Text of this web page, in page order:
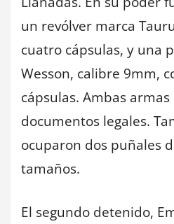
un revólver marca
cuatro cápsulas, y una
Wesson, calibre 9mm,
cápsulas. Ambas
documentos legales.
ocuparon dos puñales
tamaños.
El segundo detenido,